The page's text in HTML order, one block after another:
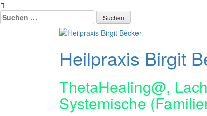
Suchen
nach:
Heilpraxis Birgit
ThetaHealing@,
Systemische